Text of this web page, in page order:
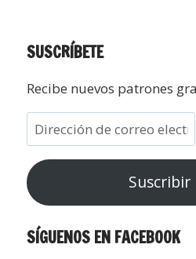
SUSCRÍBETE
Recibe nuevos patrones
Suscribir
SÍGUENOS EN FACEBOOK